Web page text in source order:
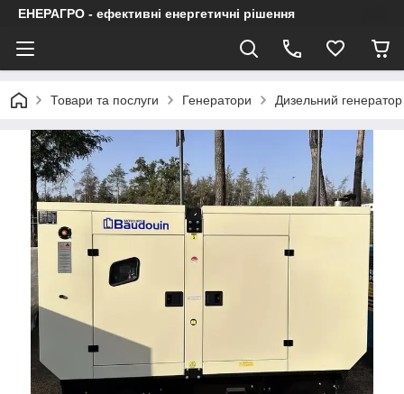
ЕНЕРАГРО - ефективні енергетичні рішення
Товари та послуги Генератори Дизельний